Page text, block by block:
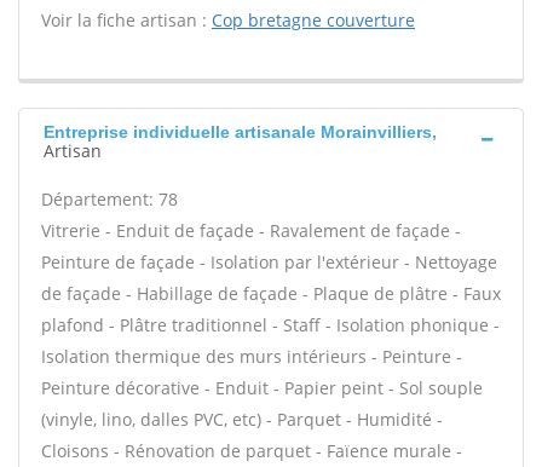
Voir la fiche artisan : Cop bretagne couverture
Entreprise individuelle artisanale Morainvilliers,
Artisan
Département: 78
Vitrerie - Enduit de façade - Ravalement de façade -
Peinture de façade - Isolation par l'extérieur - Nettoyage
de façade - Habillage de façade - Plaque de plâtre - Faux
plafond - Plâtre traditionnel - Staff - Isolation phonique -
Isolation thermique des murs intérieurs - Peinture -
Peinture décorative - Enduit - Papier peint - Sol souple
(vinyle, lino, dalles PVC, etc) - Parquet - Humidité -
Cloisons - Rénovation de parquet - Faïence murale -